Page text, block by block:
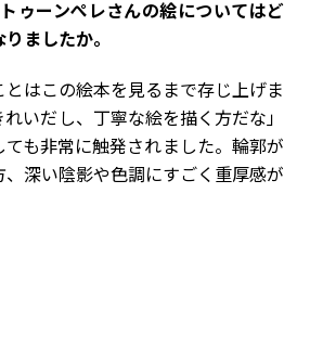
トゥーンぺレさんの絵についてはど
ましたか。
はこの絵本を見るまで存じ上げま
いだし、丁寧な絵を描く方だな」
ても非常に触発されました。輪郭が
深い陰影や色調にすごく重厚感が